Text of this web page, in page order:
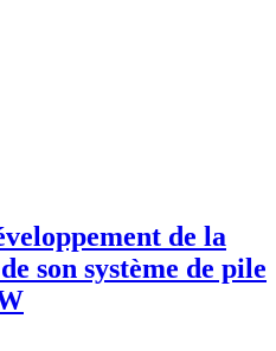
de la
son système de pile